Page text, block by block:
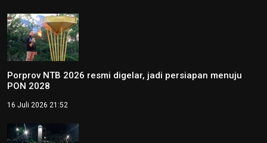
Porprov NTB 2026 resmi digelar, jadi persiapan menuju
PON 2028
16 Juli 2026 21:52